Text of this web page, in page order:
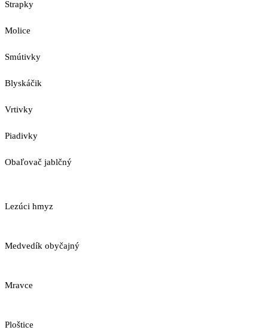
Strapky
Molice
Smútivky
Blyskáčik
Vrtivky
Piadivky
Obaľovač jablčný
Lezúci hmyz
Medvedík obyčajný
Mravce
Ploštice